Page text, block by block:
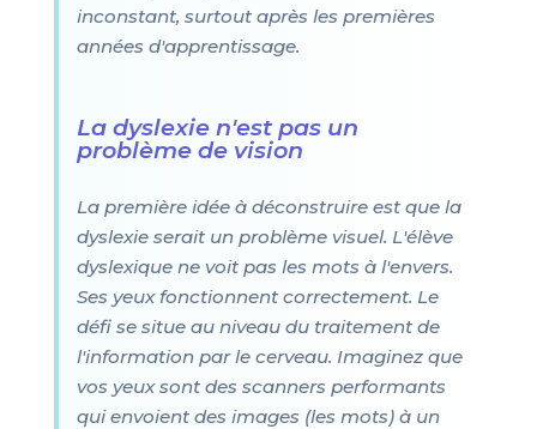
inconstant, surtout après les premières
années d'apprentissage.
La dyslexie n'est pas un
problème de vision
La première idée à déconstruire est que la
dyslexie serait un problème visuel. L'élève
dyslexique ne voit pas les mots à l'envers.
Ses yeux fonctionnent correctement. Le
défi se situe au niveau du traitement de
l'information par le cerveau. Imaginez que
vos yeux sont des scanners performants
qui envoient des images (les mots) à un